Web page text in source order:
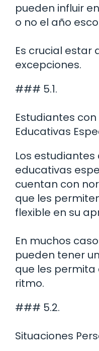
pueden influir
o no el año
Es crucial estar
excepciones.
### 5.1.
Estudiantes
Educativas
Los
educativas
cuentan con
que les
flexible en su
En muchos
pueden tener
que les permita
ritmo.
### 5.2.
Situaciones